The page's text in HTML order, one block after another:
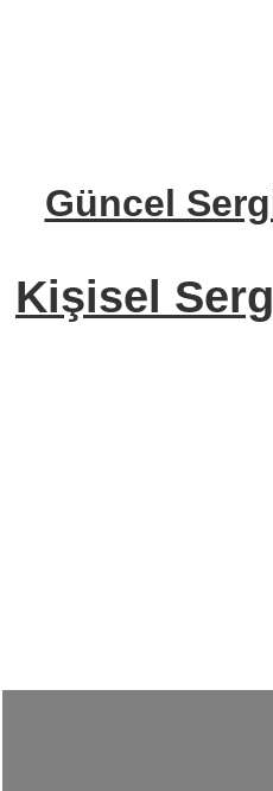
Güncel
Kişisel